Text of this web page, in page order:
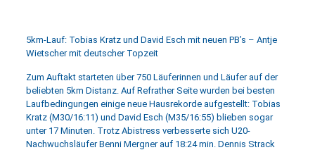
5km-Lauf: Tobias Kratz und David Esch mit neuen PB’s – Antje
Wietscher mit deutscher Topzeit
Zum Auftakt starteten über 750 Läuferinnen und Läufer auf der
beliebten 5km Distanz. Auf Refrather Seite wurden bei besten
Laufbedingungen einige neue Hausrekorde aufgestellt: Tobias
Kratz (M30/16:11) und David Esch (M35/16:55) blieben sogar
unter 17 Minuten. Trotz Abistress verbesserte sich U20-
Nachwuchsläufer Benni Mergner auf 18:24 min. Dennis Strack